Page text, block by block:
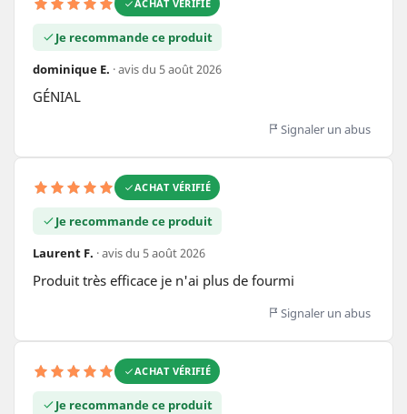
ACHAT VÉRIFIÉ
Je recommande ce produit
dominique E. · avis du 5 août 2026
GÉNIAL
Signaler un abus
ACHAT VÉRIFIÉ
Je recommande ce produit
Laurent F. · avis du 5 août 2026
Produit très efficace je n'ai plus de fourmi
Signaler un abus
ACHAT VÉRIFIÉ
Je recommande ce produit